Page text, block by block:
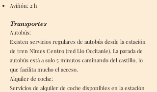
Aviñón: 2 h
Transportes
Autobús:
Existen servicios regulares de autobús desde la estación
de tren Nîmes Centro (red Lio Occitanie). La parada de
autobús está a solo 5 minutos caminando del castillo, lo
que facilita mucho el acceso.
Alquiler de coche:
Servicios de alquiler de coche disponibles en la estación